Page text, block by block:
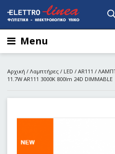
Menu
Αρχική / Λαμπτήρες / LED / AR111 /
11.7W AR111 3000Κ 800lm 24D DIMMABLE